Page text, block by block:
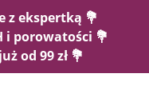
z ekspertką 💐
i porowatości 💐
od 99 zł 💐